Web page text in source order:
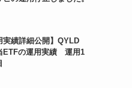
実績詳細公開】QYLD
ETFの運用実績 運用1